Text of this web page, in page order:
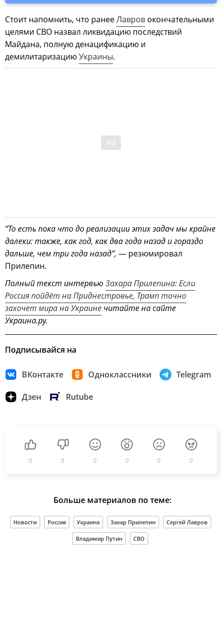
Стоит напомнить, что ранееЛавров окончательными
целями СВО назвал ликвидацию последствий
Майдана, полную денацификацию и
демилитаризациюУкраины.
“То есть пока что до реализации этих задач мы крайне
далеки: также, как год, как два года назад и гораздо
дальше, чем три года назад”, — резюмировал
Прилепин.
Полный текст интервью Захара Прилепина: Если
Россия пойдёт на Приднестровье, Трамп точно
захочет мира на Украине читайте на сайте
Украина.ру.
Подписывайся на
ВКонтакте Одноклассники Telegram
Дзен Rutube
0 0 0 0 0 0
Больше материалов по теме:
Новости Россия Украина Захар Прилепин Сергей Лавров
Владимир Путин СВО